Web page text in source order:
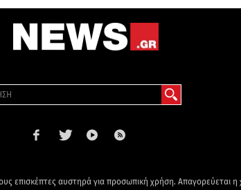
επισκέπτες αυστηρά για προσωπική χρήση.